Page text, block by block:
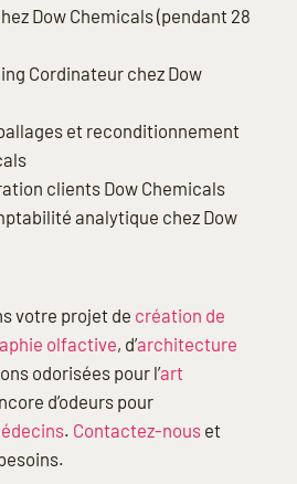
Dow Chemicals (pendant 28
Cordinateur chez Dow
et reconditionnement
clients Dow Chemicals
analytique chez Dow
votre projet de création de
olfactive, d’architecture
odorisées pour l’art
d’odeurs pour
. Contactez-nous et